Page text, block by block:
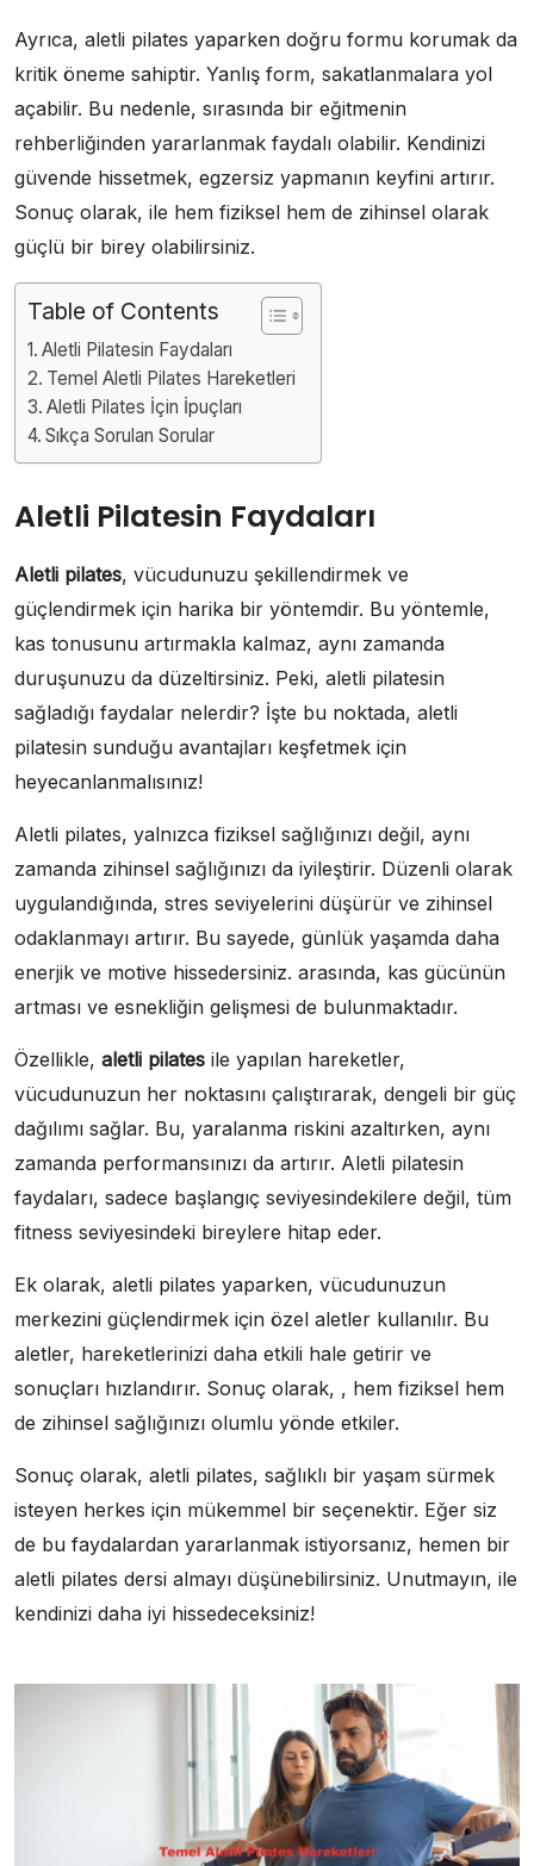
Ayrıca, aletli pilates yaparken doğru formu korumak da
kritik öneme sahiptir. Yanlış form, sakatlanmalara yol
açabilir. Bu nedenle, sırasında bir eğitmenin
rehberliğinden yararlanmak faydalı olabilir. Kendinizi
güvende hissetmek, egzersiz yapmanın keyfini artırır.
Sonuç olarak, ile hem fiziksel hem de zihinsel olarak
güçlü bir birey olabilirsiniz.
Table of Contents
Aletli Pilatesin Faydaları
Temel Aletli Pilates Hareketleri
Aletli Pilates İçin İpuçları
Sıkça Sorulan Sorular
Aletli Pilatesin Faydaları
Aletli pilates, vücudunuzu şekillendirmek ve
güçlendirmek için harika bir yöntemdir. Bu yöntemle,
kas tonusunu artırmakla kalmaz, aynı zamanda
duruşunuzu da düzeltirsiniz. Peki, aletli pilatesin
sağladığı faydalar nelerdir? İşte bu noktada, aletli
pilatesin sunduğu avantajları keşfetmek için
heyecanlanmalısınız!
Aletli pilates, yalnızca fiziksel sağlığınızı değil, aynı
zamanda zihinsel sağlığınızı da iyileştirir. Düzenli olarak
uygulandığında, stres seviyelerini düşürür ve zihinsel
odaklanmayı artırır. Bu sayede, günlük yaşamda daha
enerjik ve motive hissedersiniz. arasında, kas gücünün
artması ve esnekliğin gelişmesi de bulunmaktadır.
Özellikle, aletli pilates ile yapılan hareketler,
vücudunuzun her noktasını çalıştırarak, dengeli bir güç
dağılımı sağlar. Bu, yaralanma riskini azaltırken, aynı
zamanda performansınızı da artırır. Aletli pilatesin
faydaları, sadece başlangıç seviyesindekilere değil, tüm
fitness seviyesindeki bireylere hitap eder.
Ek olarak, aletli pilates yaparken, vücudunuzun
merkezini güçlendirmek için özel aletler kullanılır. Bu
aletler, hareketlerinizi daha etkili hale getirir ve
sonuçları hızlandırır. Sonuç olarak, , hem fiziksel hem
de zihinsel sağlığınızı olumlu yönde etkiler.
Sonuç olarak, aletli pilates, sağlıklı bir yaşam sürmek
isteyen herkes için mükemmel bir seçenektir. Eğer siz
de bu faydalardan yararlanmak istiyorsanız, hemen bir
aletli pilates dersi almayı düşünebilirsiniz. Unutmayın, ile
kendinizi daha iyi hissedeceksiniz!